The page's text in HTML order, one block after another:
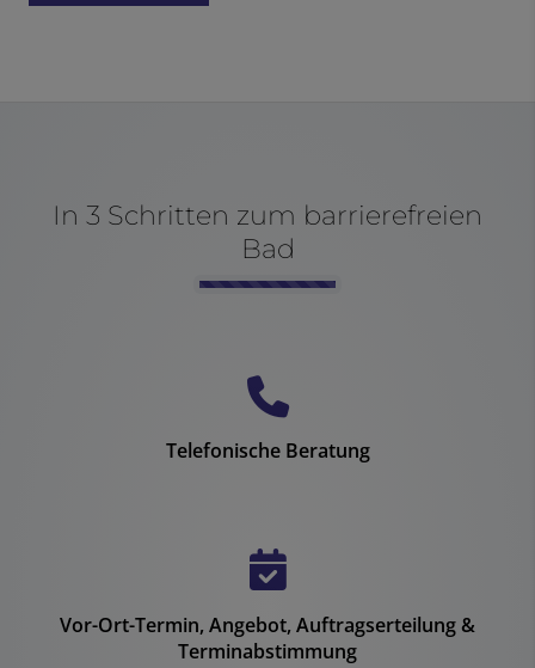
In 3 Schritten zum barrierefreien
Bad
Telefonische Beratung
Vor-Ort-Termin, Angebot, Auftragserteilung &
Terminabstimmung